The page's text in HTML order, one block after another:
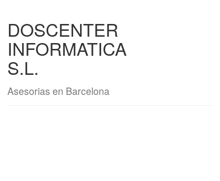
DOSCENTER
INFORMATICA
S.L.
Asesorias en Barcelona